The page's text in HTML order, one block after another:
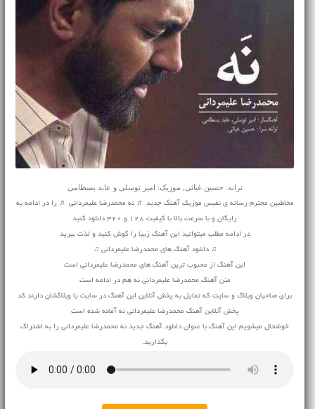
ترانه: حسین غیاثی, موزیک: امیر توسلی و عابد بسطامی
مخاطبین محترم رسانه ی نفیس موزیک آهنگ جدید ♬ نه محمدرضا علیمردانی ♬ را در ادامه به
رایگان و با سرعت بالا با کیفیت 128 و 320 دانلود کنید
در ادامه مطلب میتوانید این آهنگ زیبا را گوش کنید و لذت ببرید
♫ دانلود آهنگ های محمدرضا علیمردانی ♫
این آهنگ از محبوب ترین آهنگ های محمدرضا علیمردانی است
متن آهنگ محمدرضا علیمردانی نه هم در ادامه است
برای صاحبان وبلاگ و سایت که تمایل به پخش آنلاین این آهنگ در سایت یا وبلاگشان دارند کد
پخش آنلاین آهنگ محمدرضا علیمردانی نه آماده شده است
خوشحال میشویم این آهنگ با عنوان دانلود آهنگ جدید نه محمدرضا علیمردانی را به اشتراک
بگذارید.